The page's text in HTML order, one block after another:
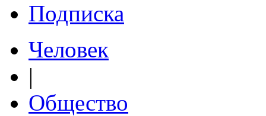
Подписка
Человек
|
Общество